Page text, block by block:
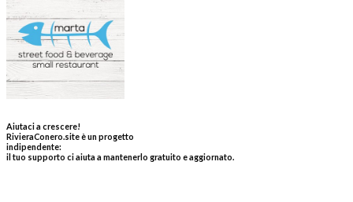
Aiutaci a crescere!
RivieraConero.site è un progetto
indipendente:
il tuo supporto ci aiuta a mantenerlo gratuito e aggiornato.